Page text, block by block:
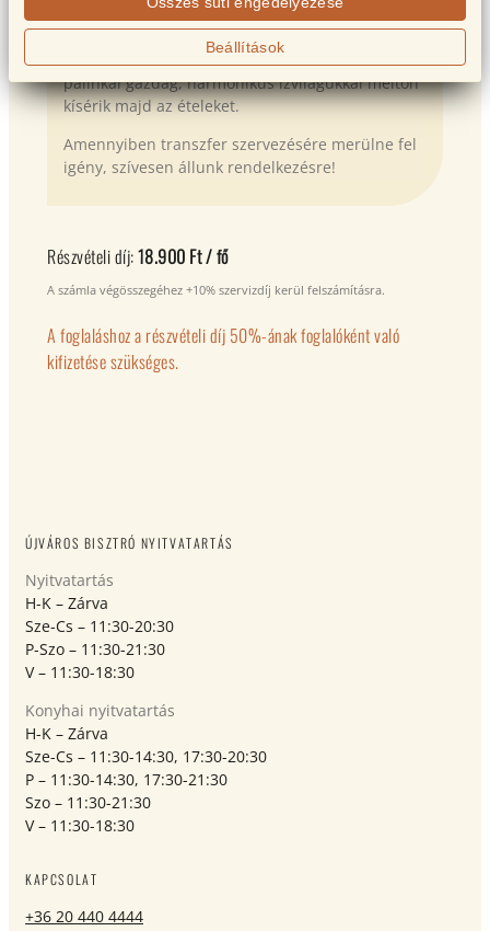
Beállítások
Vendégünk lesz az Árpád pálinka képviselője
díjnyertes, karakteres párlatokkal készül az
eseményre. A magyar családi manufaktúra
pálinkái gazdag, harmonikus ízvilágukkal méltón
kísérik majd az ételeket.
Amennyiben transzfer szervezésére merülne fel
igény, szívesen állunk rendelkezésre!
Részvételi díj:18.900 Ft / fő
A számla végösszegéhez +10% szervizdíj kerül felszámításra.
A foglaláshoz a részvételi díj 50%-ának foglalóként való
kifizetése szükséges.
ÚJVÁROS BISZTRÓ NYITVATARTÁS
Nyitvatartás
H-K – Zárva
Sze-Cs – 11:30-20:30
P-Szo – 11:30-21:30
V – 11:30-18:30
Konyhai nyitvatartás
H-K – Zárva
Sze-Cs – 11:30-14:30, 17:30-20:30
P – 11:30-14:30, 17:30-21:30
Szo – 11:30-21:30
V – 11:30-18:30
KAPCSOLAT
+36 20 440 4444